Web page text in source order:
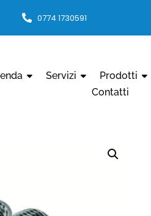
0774 1730591
Servizi Prodotti
Contatti